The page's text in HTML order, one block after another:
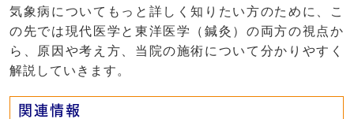
気象病についてもっと詳しく知りたい方のために、こ
の先では現代医学と東洋医学（鍼灸）の両方の視点か
ら、原因や考え方、当院の施術について分かりやすく
解説していきます。
関連情報